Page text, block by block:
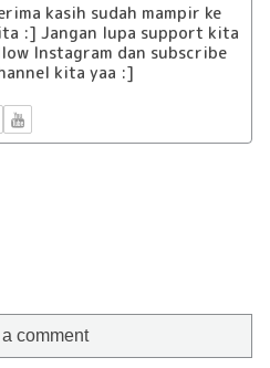
kasih sudah mampir ke
:] Jangan lupa support kita
Instagram dan subscribe
kita yaa :]
comment